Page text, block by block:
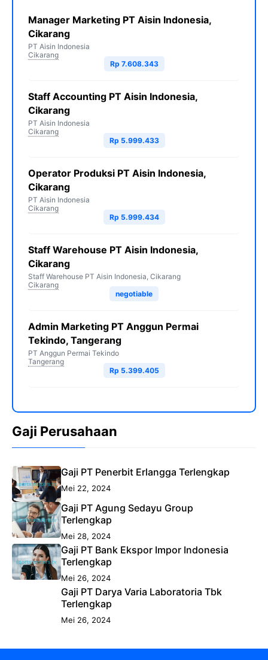
Manager Marketing PT Aisin Indonesia,
Cikarang
PT Aisin Indonesia
Cikarang
Rp 7.608.343
Staff Accounting PT Aisin Indonesia,
Cikarang
PT Aisin Indonesia
Cikarang
Rp 5.999.433
Operator Produksi PT Aisin Indonesia,
Cikarang
PT Aisin Indonesia
Cikarang
Rp 5.999.434
Staff Warehouse PT Aisin Indonesia,
Cikarang
Staff Warehouse PT Aisin Indonesia, Cikarang
Cikarang
negotiable
Admin Marketing PT Anggun Permai
Tekindo, Tangerang
PT Anggun Permai Tekindo
Tangerang
Rp 5.399.405
Gaji Perusahaan
Gaji PT Penerbit Erlangga Terlengkap
Mei 22, 2024
Gaji PT Agung Sedayu Group
Terlengkap
Mei 28, 2024
Gaji PT Bank Ekspor Impor Indonesia
Terlengkap
Mei 26, 2024
Gaji PT Darya Varia Laboratoria Tbk
Terlengkap
Mei 26, 2024